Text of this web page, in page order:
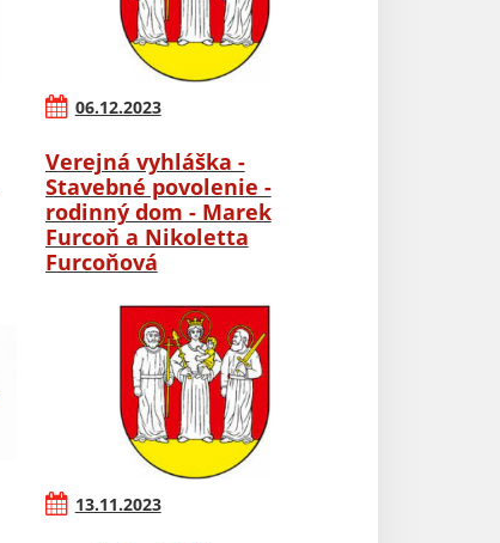
06.12.2023
Verejná vyhláška -
Stavebné povolenie -
rodinný dom - Marek
Furcoň a Nikoletta
Furcoňová
13.11.2023